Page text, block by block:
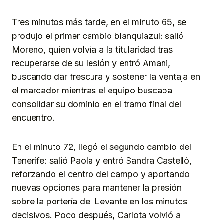
Tres minutos más tarde, en el minuto 65, se
produjo el primer cambio blanquiazul: salió
Moreno, quien volvía a la titularidad tras
recuperarse de su lesión y entró Amani,
buscando dar frescura y sostener la ventaja en
el marcador mientras el equipo buscaba
consolidar su dominio en el tramo final del
encuentro.
En el minuto 72, llegó el segundo cambio del
Tenerife: salió Paola y entró Sandra Castelló,
reforzando el centro del campo y aportando
nuevas opciones para mantener la presión
sobre la portería del Levante en los minutos
decisivos. Poco después, Carlota volvió a